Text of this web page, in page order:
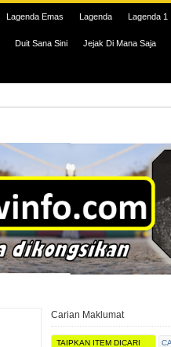
Lagenda Emas Lagenda Lagenda 1
Duit Sana Sini Jejak Di Mana Saja
Carian Maklumat